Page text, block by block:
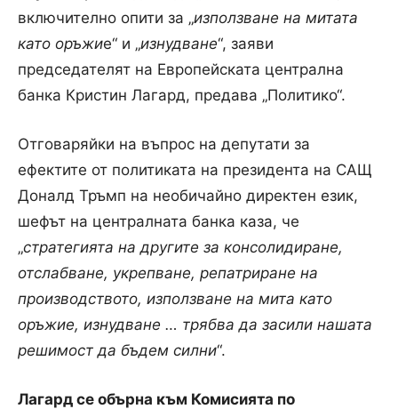
включително опити за „използване на митата
като оръжие“ и „изнудване“, заяви
председателят на Европейската централна
банка Кристин Лагард, предава „Политико“.
Отговаряйки на въпрос на депутати за
ефектите от политиката на президента на САЩ
Доналд Тръмп на необичайно директен език,
шефът на централната банка каза, че
„стратегията на другите за консолидиране,
отслабване, укрепване, репатриране на
производството, използване на мита като
оръжие, изнудване … трябва да засили нашата
решимост да бъдем силни“.
Лагард се обърна към Комисията по